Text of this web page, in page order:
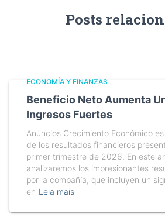
Posts
ECONOMÍA Y FINANZAS
Beneficio Neto Aumenta
Ingresos Fuertes
Anúncios Crecimiento Económico
de los resultados financieros
primer trimestre de 2026. En este
analizaremos los impresionantes
por la compañía, que incluyen un
en Leia mais